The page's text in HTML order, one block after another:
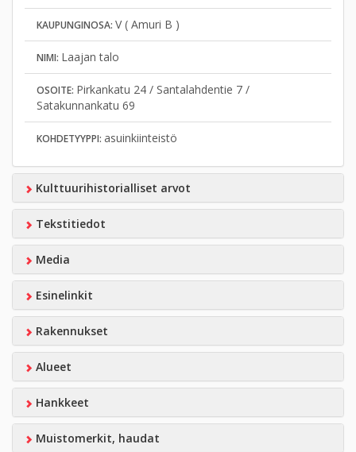
KAUPUNGINOSA: V ( Amuri B )
NIMI: Laajan talo
OSOITE: Pirkankatu 24 / Santalahdentie 7 /
Satakunnankatu 69
KOHDETYYPPI: asuinkiinteistö
Kulttuurihistorialliset arvot
Tekstitiedot
Media
Esinelinkit
Rakennukset
Alueet
Hankkeet
Muistomerkit, haudat